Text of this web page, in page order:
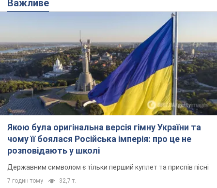
Важливе
Якою була оригінальна версія гімну України та
чому її боялася Російська імперія: про це не
розповідають у школі
Державним символом є тільки перший куплет та приспів пісні
7 годин тому 32,7 т.